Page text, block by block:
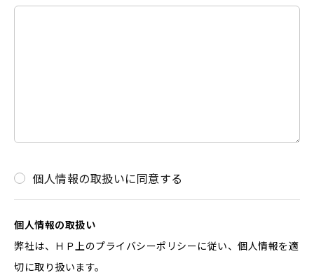
個人情報の取扱いに同意する
個人情報の取扱い
弊社は、ＨＰ上のプライバシーポリシーに従い、個人情報を適
切に取り扱います。